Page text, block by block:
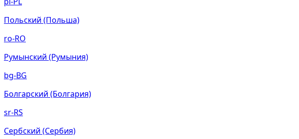
Польский (Польша)
ro-RO
Румынский (Румыния)
bg-BG
Болгарский (Болгария)
sr-RS
Сербский (Сербия)